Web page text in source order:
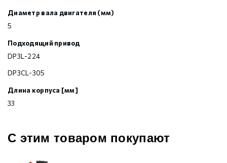
Диаметр вала двигателя (мм)
5
Подходящий привод
DP3L-224
DP3CL-305
Длина корпуса [мм]
33
С этим товаром покупают